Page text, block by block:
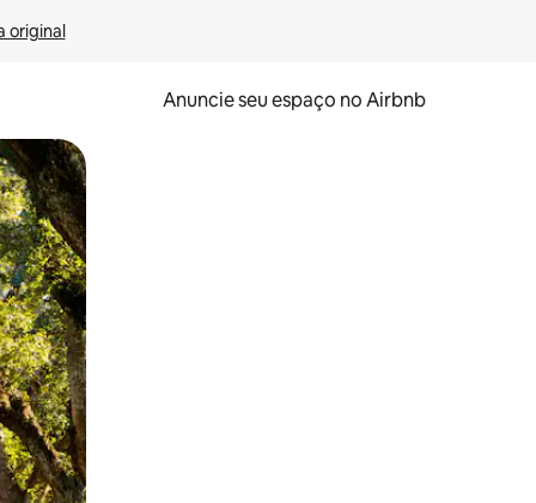
original
Anuncie seu espaço no Airbnb
o dedo na tela.